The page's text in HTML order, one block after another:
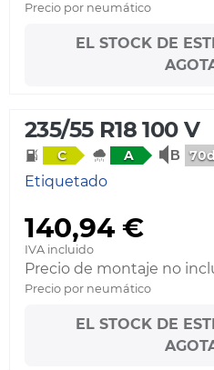
Precio por neumático
EL STOCK DE
235/55 R18 100 V
C A
Etiquetado
140,94 €
IVA incluido
Precio de montaje no
Precio por neumático
EL STOCK DE